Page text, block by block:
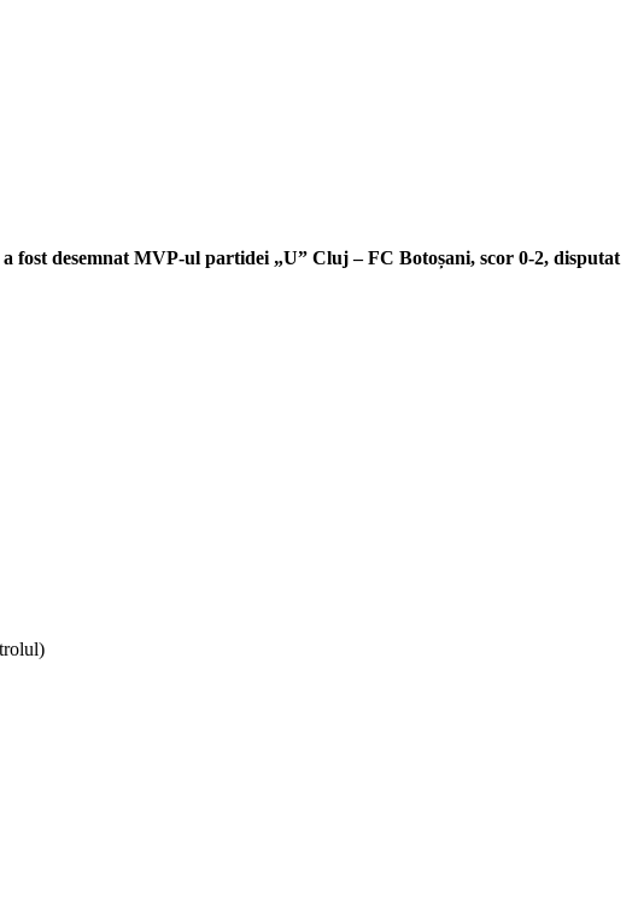
fost desemnat MVP-ul partidei „U” Cluj – FC Botoșani, scor 0-2, disputat